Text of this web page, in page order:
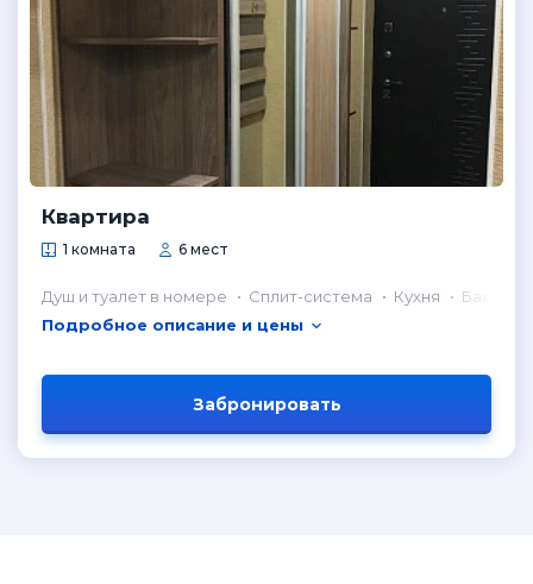
Квартира
1 комната 6 мест
Душ и туалет в номере Сплит-система Кухня
Балкон
Подробное описание и цены
Забронировать